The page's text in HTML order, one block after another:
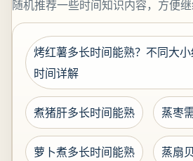
随机推荐一些时间知识内容，方便继
烤红薯多长时间能熟？不同大
时间详解
煮猪肝多长时间能熟 蒸枣
萝卜煮多长时间能熟 蒸扇